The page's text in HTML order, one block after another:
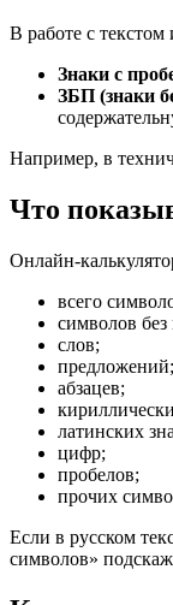
В работе с
Знаки с
ЗБП (знаки
Например, в
Что
Онлайн-
всего
символов
слов;
предложений;
абзацев;
латинских
цифр;
пробелов;
прочих
Если в русском
символов»